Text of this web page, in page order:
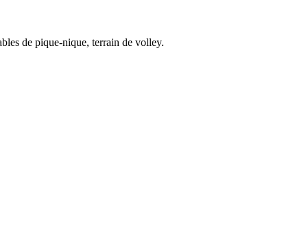
de pique-nique, terrain de volley.